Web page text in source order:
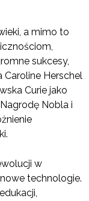
a mimo to
sukcesy,
Herschel
Curie jako
Nobla i
w
technologie.